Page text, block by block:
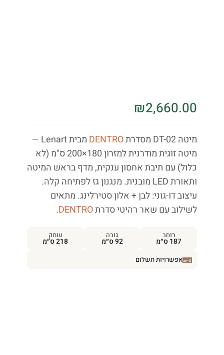
₪2,660.00
מיטה DT-02 מסדרת DENTRO
מבית Lenart —
מיטה זוגית מודרנית למזרון 180×200 ס"מ (לא
כלול) עם תיבת אחסון ענקית, מדף בראש המיטה
ותאורת LED מובנית. מנגנון גז לפתיחה קלה.
עיצוב דו-גוני: לבן + אלון סטירלינג. מתאים
לשילוב עם שאר רהיטי סדרתDENTRO
.
רוחב
187 ס״מ
גובה
92 ס״מ
עומק
218 ס״מ
אפשרויות תשלום